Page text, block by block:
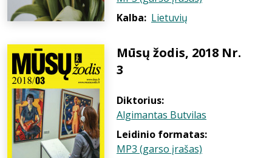
Kalba: Lietuvių
Mūsų žodis, 2018 Nr.
3
Diktorius:
Algimantas Butvilas
Leidinio formatas:
MP3 (garso įrašas)